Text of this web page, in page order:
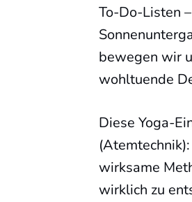
To-Do-Listen
bewegen wir
wohltuende
Diese Yoga-
wirksame
wirklich zu